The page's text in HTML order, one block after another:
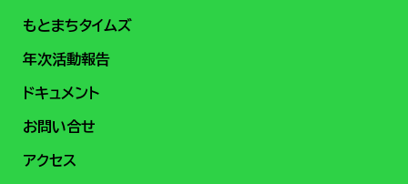
もとまちタイムズ
年次活動報告
ドキュメント
お問い合せ
アクセス